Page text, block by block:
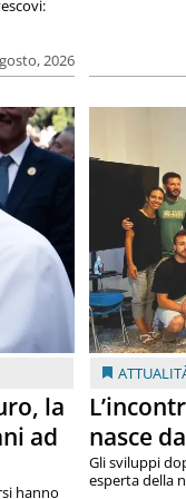
2026
la
ad
hanno
nasce
Gli sviluppi
esperta della